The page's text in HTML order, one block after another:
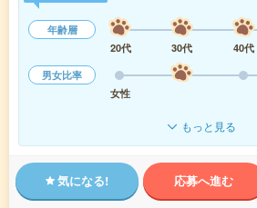
年齢層
20代
30代 40代
男女比率
女性
もっと見る
気になる! 応募へ進む